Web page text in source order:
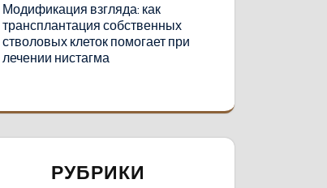
Модификация взгляда: как
трансплантация собственных
стволовых клеток помогает при
лечении нистагма
РУБРИКИ